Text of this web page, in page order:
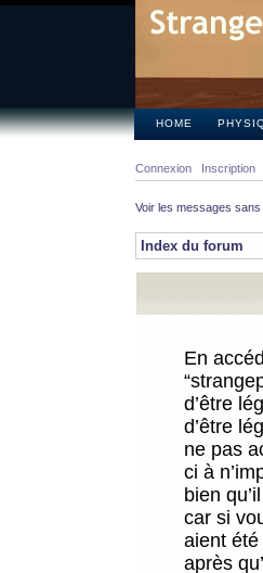
HOME
Connexion Inscription
Voir les messages
Index du forum
En
d’être
d’être
ne pas
ci à
bien
car si
aient
après